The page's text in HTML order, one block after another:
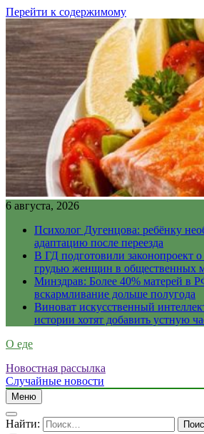
Перейти к содержимому
6 августа, 2026
Психолог Дугенцова: ребёнку
адаптацию после переезда
В ГД подготовили законопроект
грудью женщин в общественных
Минздрав: Более 40% матерей в
вскармливание дольше полугода
Виноват искусственный
истории хотят добавить устную
О еде
Новостная рассылка
Случайные новости
Меню
Найти: